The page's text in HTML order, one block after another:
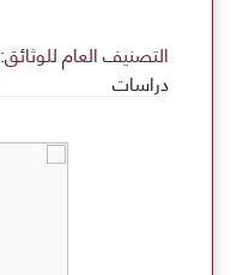
التصنيف العام للوثائق:
دراسات